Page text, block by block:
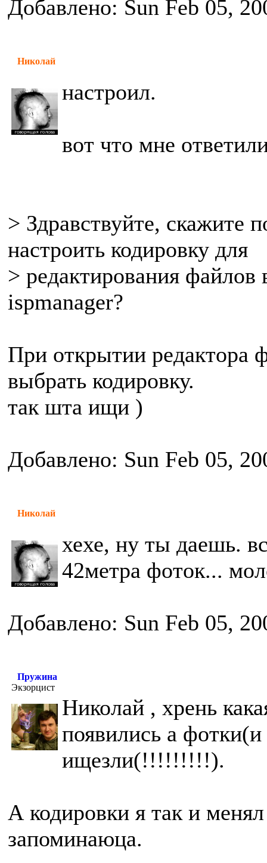
Добавлено: Sun Feb 05,
Николай
настроил.
вот что мне
> Здравствуйте, скажите
настроить кодировку для
> редактирования
ispmanager?
При открытии редактора
выбрать кодировку.
так шта ищи )
Добавлено: Sun Feb 05,
Николай
хехе, ну ты даешь.
42метра фоток...
Добавлено: Sun Feb 05,
Пружина
Экзорцист
Николай , хрень
появились а
ищезли(!!!!!!!!!).
А кодировки я так и
запоминаюца.